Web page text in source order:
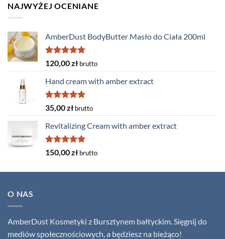
NAJWYŻEJ OCENIANE
AmberDust BodyButter Masło do Ciała 200ml
Rated5.00
out of 5
120,00zł brutto
Hand cream with amber extract
Rated5.00
out of 5
35,00zł brutto
Revitalizing Cream with amber extract
Rated5.00
out of 5
150,00zł brutto
O NAS
AmberDust Kosmetyki z Bursztynem bałtyckim. Sięgnij do
mediów społecznościowych, a będziesz na bieżąco!